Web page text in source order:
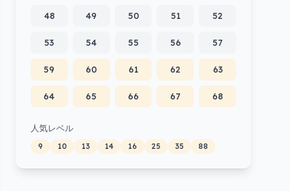
48
49 50 51 52
53 54 55 56 57
59 60 61 62 63
64 65 66 67 68
人気レベル
9 10 13 14 16 25 35 88